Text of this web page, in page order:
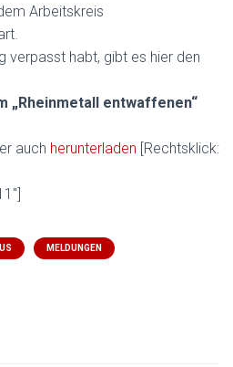
Arbeitskreis
verpasst habt, gibt es hier den
„Rheinmetall entwaffenen“
auch herunterladen [Rechtsklick:
MELDUNGEN